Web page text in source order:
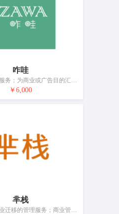
咋哇
商业企业迁移服务；为商业或广告目的汇编信息索引；复印服务；开发票服务；替他人写简历；电话应接服务；计算机数据库信息系统化；寻找赞助；药用、兽医用、卫生用制剂和医疗用品的批发服务；药用、兽医用、卫生用制剂和医疗用品的零售服务
￥6,000
芈栈
广告；商业企业迁移的管理服务；商业管理辅助；替他人推销；替他人采购（替其他企业购买商品或服务）；人事管理咨询；将信息编入计算机数据库；会计；寻找赞助；药品零售或批发服务